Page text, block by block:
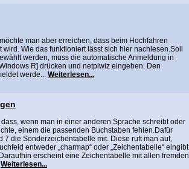
man aber erreichen, dass beim Hochfahren
Wie das funktioniert lässt sich hier nachlesen.Soll
werden, muss die automatische Anmeldung in
R] drücken und netplwiz eingeben. Den
werde... Weiterlesen...
wenn man in einer anderen Sprache schreibt oder
einem die passenden Buchstaben fehlen.Dafür
7 die Sonderzeichentabelle mit. Diese ruft man auf,
entweder „charmap“ oder „Zeichentabelle“ eingibt
erscheint eine Zeichentabelle mit allen fremden
Weiterlesen...